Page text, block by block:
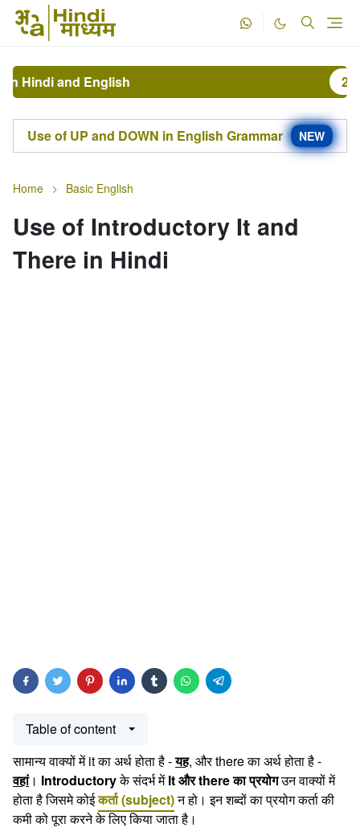
and English The
Use of UP and DOWN in English Grammar NEW
Home Basic English
Use of Introductory It and
There in Hindi
Table of content
सामान्य वाक्यों में it का अर्थ होता है -यह, और there का अर्थ होता है -
वहां। Introductoryके संदर्भ में It और there का प्रयोगउन वाक्यों में
होता है जिसमे कोईकर्ता (subject)न हो। इन शब्दों का प्रयोग कर्ता की
कमी को पूरा करने के लिए किया जाता है।